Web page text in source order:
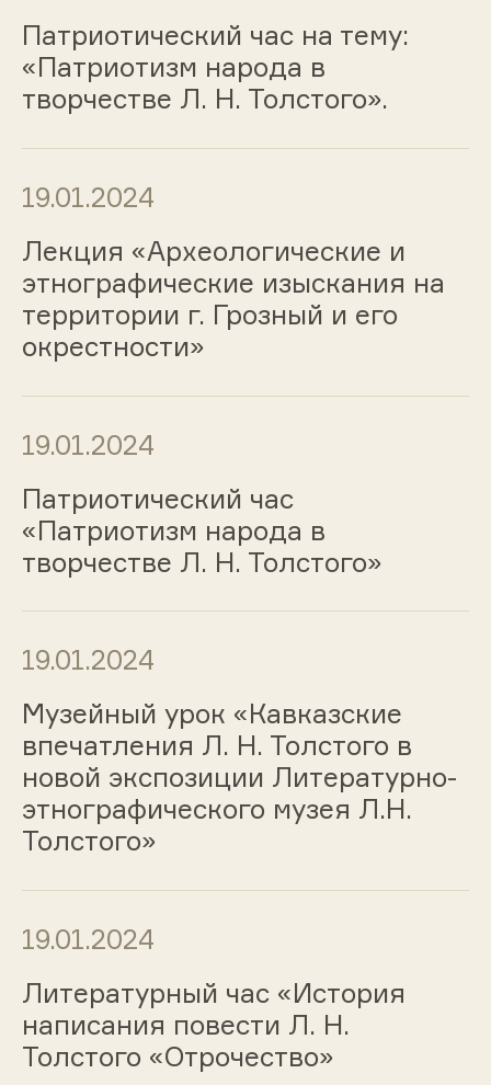
Патриотический час на тему:
«Патриотизм народа в
творчестве Л. Н. Толстого».
19.01.2024
Лекция «Археологические и
этнографические изыскания на
территории г. Грозный и его
окрестности»
19.01.2024
Патриотический час
«Патриотизм народа в
творчестве Л. Н. Толстого»
19.01.2024
Музейный урок «Кавказские
впечатления Л. Н. Толстого в
новой экспозиции Литературно-
этнографического музея Л.Н.
Толстого»
19.01.2024
Литературный час «История
написания повести Л. Н.
Толстого «Отрочество»